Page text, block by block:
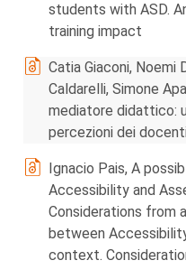
students with ASD.
training impact
Catia Giaconi, Noemi
Caldarelli, Simone
mediatore didattico:
percezioni dei
Ignacio Pais, A
Accessibility and
Considerations from
between
context.